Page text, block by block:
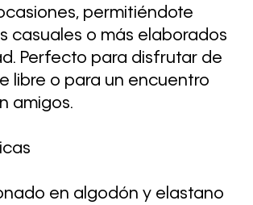
permitiéndote
casuales o más elaborados
Perfecto para disfrutar de
libre o para un encuentro
amigos.
en algodón y elastano